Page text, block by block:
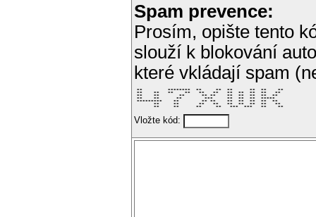
Spam prevence:
Prosím, opište tento
slouží k blokování
které vkládají spam
**         ********  **     **  **      **  **    **
**    **   **    **   **   **   **  **  **  **   **
**    **       **      ** **    **  **  **  **  **
**    **      **        ***     **  **  **  *****
*********    **        ** **    **  **  **  **  **
       **     **       **   **   **  **  **  **   **
       **     **      **     **   ***  ***   **    **
Vložte kód: